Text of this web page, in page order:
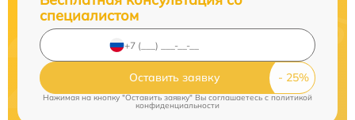
специалистом
Оставить заявку
Нажимая на кнопку "Оставить заявку" Вы соглашаетесь cполитикой
конфиденциальности